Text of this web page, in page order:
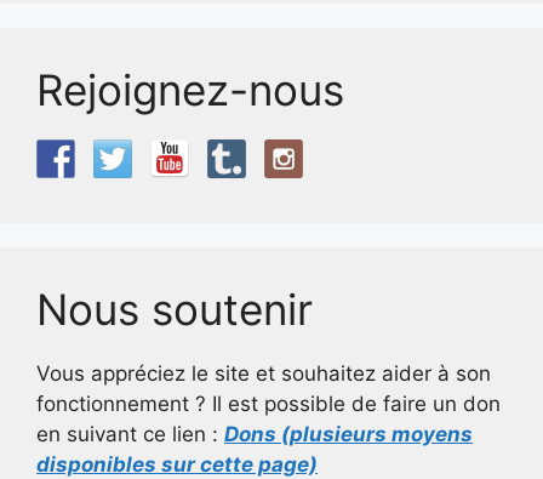
Rejoignez-nous
Nous soutenir
Vous appréciez le site et souhaitez aider à son
fonctionnement ? Il est possible de faire un don
en suivant ce lien : Dons (plusieurs moyens
disponibles sur cette page)